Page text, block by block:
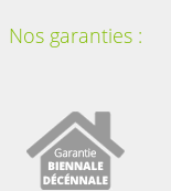
Nos garanties :